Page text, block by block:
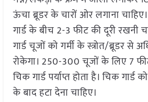
ऊंचा ब्रूडर के चारों ओर लगाना
गार्ड के बीच 2-3 फीट की दूरी रखनी
गार्ड चूजों को गर्मी के स्त्रोत/ब्रूडर से
रोकेगा। 250-300 चूजों के लिए 7
चिक गार्ड पर्याप्त होता है। चिक
के बाद हटा देना चाहिए।